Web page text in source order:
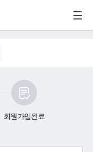
회원가입완료